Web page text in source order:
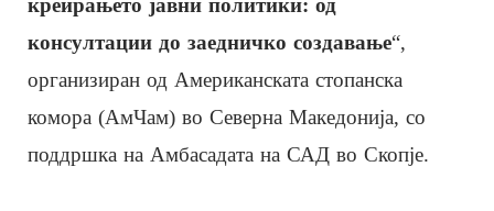
креирањето јавни политики: од
консултации до заедничко создавање“,
организиран од Американската стопанска
комора (АмЧам) во Северна Македонија, со
поддршка на Амбасадата на САД во Скопје.